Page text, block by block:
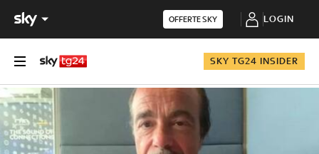
OFFERTE SKY LOGIN
SKY TG24 INSIDER